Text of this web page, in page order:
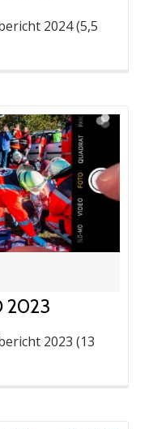
2024 (5,5
2023
2023 (13